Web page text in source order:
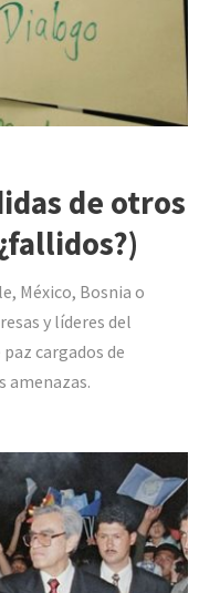
de otros
México, Bosnia o
y líderes del
cargados de
amenazas.